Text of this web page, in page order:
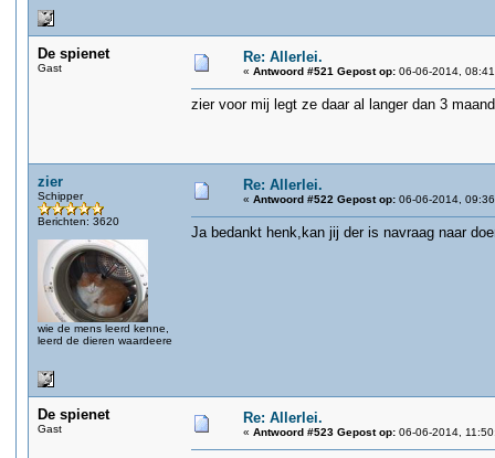
De spienet
Gast
Re: Allerlei.
« Antwoord #521 Gepost op: 06-06-2014,
zier voor mij legt ze daar al langer dan 3
zier
Schipper
Berichten: 3620
wie de mens leerd kenne,
leerd de dieren waardeere
Re: Allerlei.
« Antwoord #522 Gepost op: 06-06-2014,
Ja bedankt henk,kan jij der is navraag naar
De spienet
Gast
Re: Allerlei.
« Antwoord #523 Gepost op: 06-06-2014,